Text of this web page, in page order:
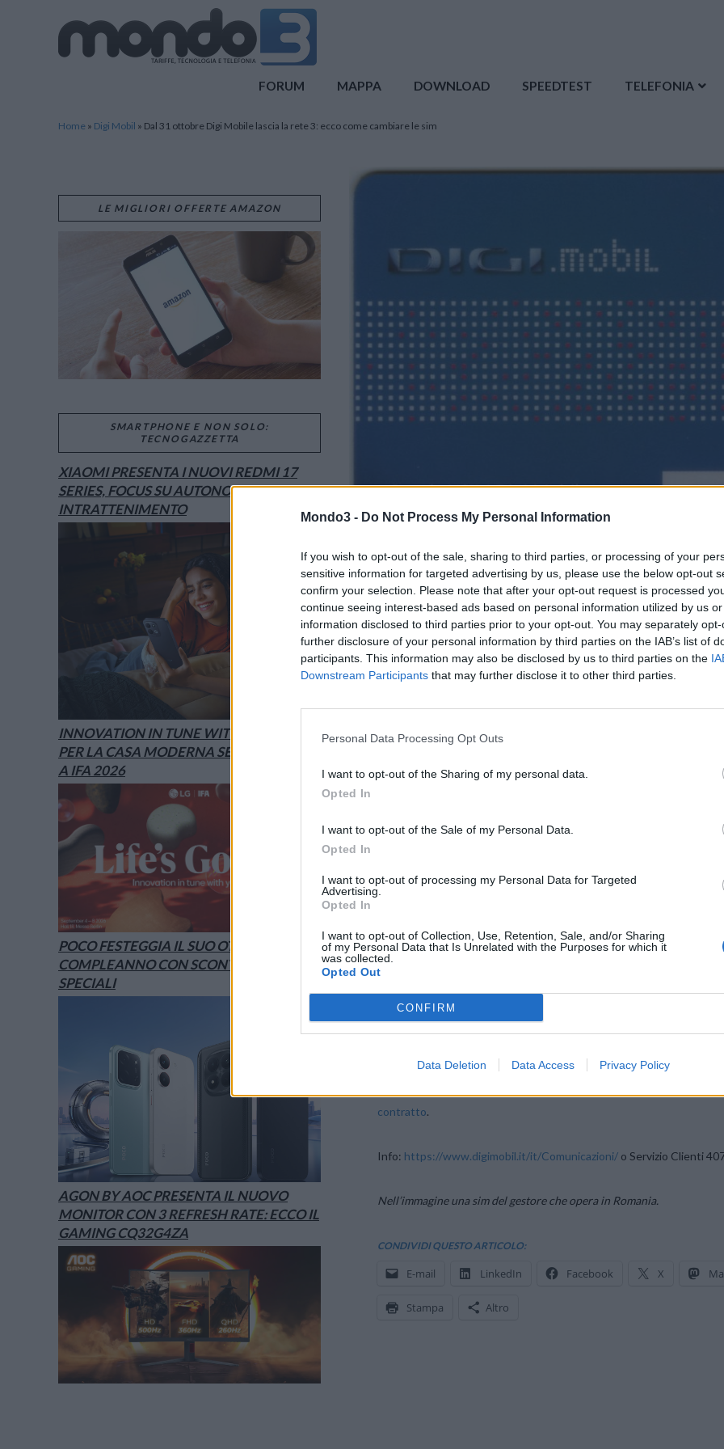
Mondo3 - Do Not Process My Personal Information
If you wish to opt-out of the sale, sharing to third parties, or processing of your
sensitive information for targeted advertising by us, please use the below opt-out
confirm your selection. Please note that after your opt-out request is processed
continue seeing interest-based ads based on personal information utilized by us
information disclosed to third parties prior to your opt-out. You may separately
further disclosure of your personal information by third parties on the IAB’s list of
participants. This information may also be disclosed by us to third parties on the
Downstream Participants that may further disclose it to other third parties.
Personal Data Processing Opt Outs
I want to opt-out of the Sharing of my personal data.
Opted In
I want to opt-out of the Sale of my Personal Data.
Opted In
I want to opt-out of processing my Personal Data for Targeted
Advertising.
Opted In
I want to opt-out of Collection, Use, Retention, Sale, and/or Sharing
of my Personal Data that Is Unrelated with the Purposes for which it
was collected.
Opted Out
CONFIRM
Data Deletion Data Access Privacy Policy
FORUM MAPPA DOWNLOAD SPEEDTEST TELEFONIA
Home » Digi Mobil » Dal 31 ottobre Digi Mobile lascia la rete 3: ecco come cambiare le sim
DAL 31 OTTOBRE DIGI MOBILE
ECCO COME CAMBIARE LE SIM
Come già annunciato, Digi Mobil annuncia ai clienti la chiusura
Dal 31 ottobre 2016 Digi Mobil non erogherà più il servizio di
invitano pertanto gli utenti in possesso delle vecchie schede
Mobil aritirare gratis le nuove SIM online
portabilità/migrazione (verso Digi Mobil con copertura TIM), o
In entrambi i casi l’utente che chiederà entro il 30 settembre la
dall’avvenuto passaggio.
La mancata richiesta di migrazione/portabilità entro la data del 31
telefonia mobile in uso
operazioni di cui sopra saranno effettuate senza addebito di costi
Resta fermo il diritto dell’utente di recedere dal contratto e/o di
In ogni caso sarà possibile richiedere il rimborso del credito
contratto.
Info: https://www.digimobil.it/it/Comunicazioni/ o Servizio Clienti
Nell’immagine una sim del gestore che opera in Romania.
CONDIVIDI QUESTO ARTICOLO:
E-mail LinkedIn Facebook X
Stampa Altro
LE MIGLIORI OFFERTE AMAZON
SMARTPHONE E NON SOLO:
TECNOGAZZETTA
XIAOMI PRESENTA I NUOVI REDMI 17
SERIES, FOCUS SU AUTONOMIA E
INTRATTENIMENTO
INNOVATION IN TUNE WITH YOU: L’AI
PER LA CASA MODERNA SECONDO LG È
A IFA 2026
POCO FESTEGGIA IL SUO OTTAVO
COMPLEANNO CON SCONTI E OFFERTE
SPECIALI
AGON BY AOC PRESENTA IL NUOVO
MONITOR CON 3 REFRESH RATE: ECCO IL
GAMING CQ32G4ZA